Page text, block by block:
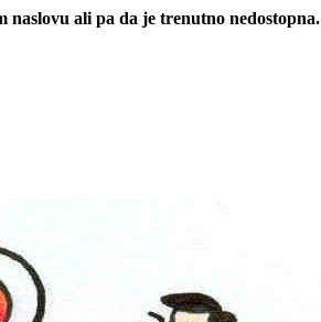
naslovu ali pa da je trenutno nedostopna.